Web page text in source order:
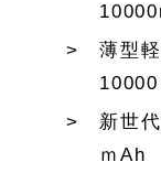
薄型
新世
ｍAh